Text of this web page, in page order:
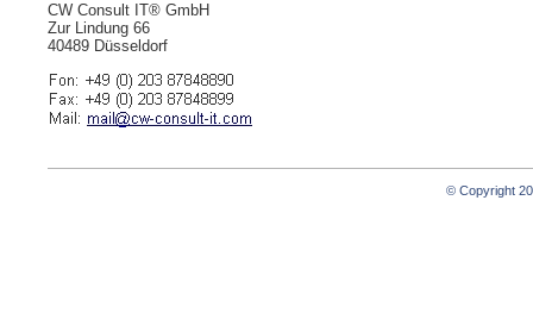
CW Consult IT® GmbH
Zur Lindung 66
40489 Düsseldorf
© Copyright